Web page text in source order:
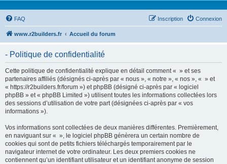
FAQ Connexion
Inscription
www.r2builders.fr Accueil du forum
- Politique de confidentialité
Cette politique de confidentialité explique en détail comment « » et ses
partenaires affiliés (désignés ci-après par « nous », « notre », « nos », « » et
« https://r2builders.fr/forum ») et phpBB (désigné ci-après par « logiciel
phpBB » et « phpBB Limited ») utilisent toutes les informations collectées lors
des sessions d’utilisation de votre part (désignées ci-après par « vos
informations »).
Vos informations sont collectées de deux manières différentes. Premièrement,
en naviguant sur « », le logiciel phpBB génèrera un certain nombre de
cookies qui sont de petits fichiers téléchargés temporairement par le
navigateur internet de votre ordinateur. Les deux premiers cookies ne
contiennent qu’un identifiant utilisateur et un identifiant anonyme de session